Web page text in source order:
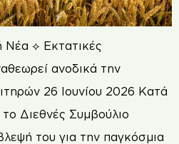
Νέα ⟡ Εκτατικές
ανοδικά την
26 Ιουνίου 2026 Κατά
Διεθνές Συμβούλιο
του για την παγκόσμια